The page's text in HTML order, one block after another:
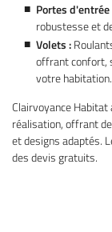
Accueil
Ouvertures
extérieurs
réalisations
Portes d'entrée
robustesse et
Volets :
offrant confort,
votre habitation.
Clairvoyance Habitat
réalisation, offrant
et designs adaptés.
des devis gratuits.